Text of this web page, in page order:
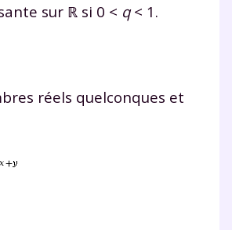
sur ℝ si 0 < q< 1.
réels quelconques et